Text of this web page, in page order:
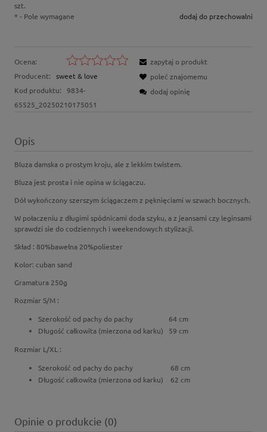
szt.
dodaj do przechowalni
* - Pole wymagane
Ocena:
Producent:
sweet & love
Kod produktu:
9834-
65525_20250210175051
zapytaj o produkt
poleć znajomemu
dodaj opinię
Opis
Bluza damska o prostym kroju, ale z lekkim twistem.
Bluza jest prosta i nie opina w ściągaczu.
Dół wykończony szerszym ściągaczem z pęknięciami w szwach bocznych.
W połaczeniu z długimi spódnicami doda szyku, a z jeansami czy leginsami
sprawdzi sie do codziennych i weekendowych stylizacji.
Skład : 80%bawełna 20%poliester
Kolor: cuban sand
Gramatura 250g
Rozmiar S/M :
Szerokość od pachy do pachy 64 cm
Długość całkowita (mierzona od karku) 59 cm
Rozmiar L/XL :
Szerokość od pachy do pachy 68 cm
Długość całkowita (mierzona od karku) 62 cm
Opinie o produkcie (0)